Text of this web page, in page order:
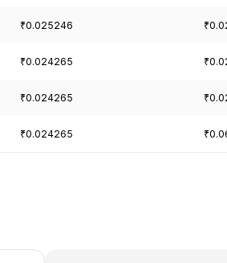
₹0.025246
₹0.024265
₹0.024265
₹0.024265